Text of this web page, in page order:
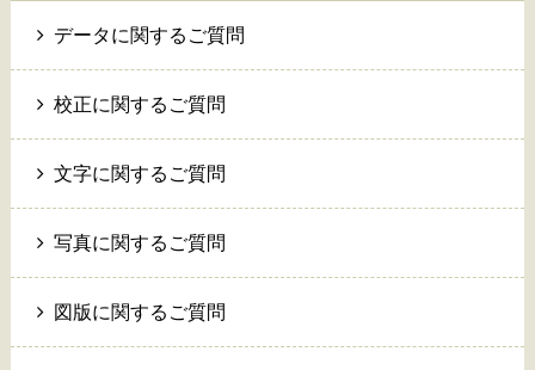
データに関するご質問
校正に関するご質問
文字に関するご質問
写真に関するご質問
図版に関するご質問